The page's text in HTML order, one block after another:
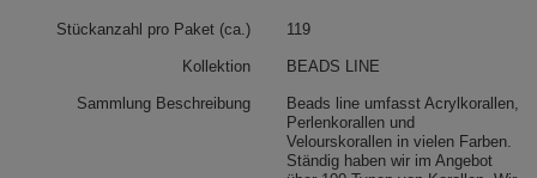
Stückanzahl pro Paket (ca.) 119
Kollektion BEADS LINE
Sammlung Beschreibung
Beads line umfasst Acrylkorallen,
Perlenkorallen und
Velourskorallen in vielen Farben.
Ständig haben wir im Angebot